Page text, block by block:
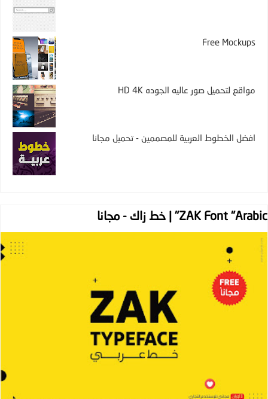
Free Mockups
مواقع لتحميل صور عاليه الجوده HD 4K
افضل الخطوط العربية للمصممين - تحميل مجانا
ZAK Font "Arabic" | خط زاك - مجانا